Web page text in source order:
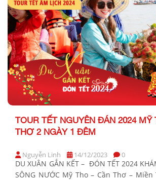
TOUR TẾT NGUYÊN ĐÁN 2024 MỸ
THƠ 2 NGÀY 1 ĐÊM
Nguyễn Linh 14/12/2023 0
DU XUÂN GẮN KẾT – ĐÓN TẾT 2024
SÔNG NƯỚC Mỹ Tho – Cần Thơ –